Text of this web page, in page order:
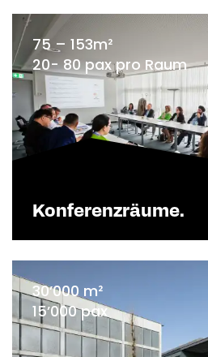
75 – 153m²
20- 80 pax pro Raum
Konferenzräume.
30’000 m²
15’000 pax